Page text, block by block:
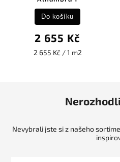
2 655 Kč
2 655 Kč / 1 m2
Do košíku
Nevybrali jste si z našeho